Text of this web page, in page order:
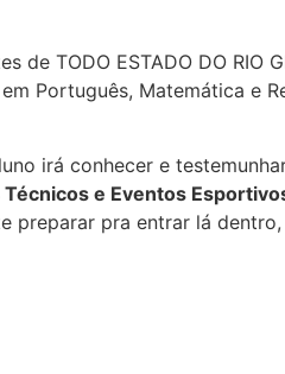
TODO ESTADO DO RIO
Português, Matemática e
irá conhecer e
e Eventos
preparar pra entrar lá